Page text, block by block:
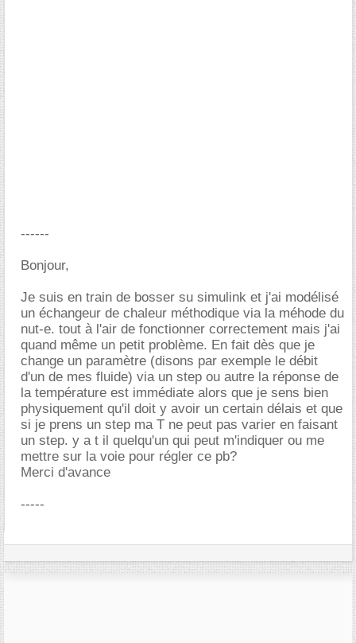
------
Bonjour,
Je suis en train de bosser su simulink et j'ai modélisé
un échangeur de chaleur méthodique via la méhode du
nut-e. tout à l'air de fonctionner correctement mais j'ai
quand même un petit problème. En fait dès que je
change un paramètre (disons par exemple le débit
d'un de mes fluide) via un step ou autre la réponse de
la température est immédiate alors que je sens bien
physiquement qu'il doit y avoir un certain délais et que
si je prens un step ma T ne peut pas varier en faisant
un step. y a t il quelqu'un qui peut m'indiquer ou me
mettre sur la voie pour régler ce pb?
Merci d'avance
-----